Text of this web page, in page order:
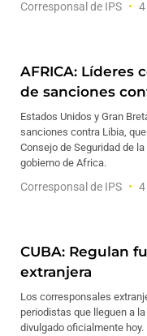
Corresponsal de IPS
AFRICA:
de sanciones
Estados Unidos y Gran
sanciones contra Libia,
Consejo de Seguridad de
gobierno de Africa.
Corresponsal de IPS
CUBA: Regulan
extranjera
Los corresponsales
periodistas que lleguen a
divulgado oficialmente hoy.